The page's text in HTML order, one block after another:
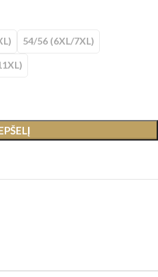
54/56 (6XL/7XL)